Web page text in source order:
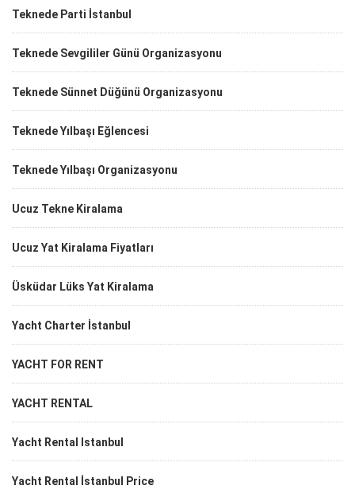
Teknede Parti İstanbul
Teknede Sevgililer Günü Organizasyonu
Teknede Sünnet Düğünü Organizasyonu
Teknede Yılbaşı Eğlencesi
Teknede Yılbaşı Organizasyonu
Ucuz Tekne Kiralama
Ucuz Yat Kiralama Fiyatları
Üsküdar Lüks Yat Kiralama
Yacht Charter İstanbul
YACHT FOR RENT
YACHT RENTAL
Yacht Rental Istanbul
Yacht Rental İstanbul Price